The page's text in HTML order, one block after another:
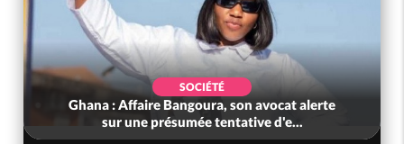
SOCIÉTÉ
Ghana : Affaire Bangoura, son avocat alerte
sur une présumée tentative d'e...